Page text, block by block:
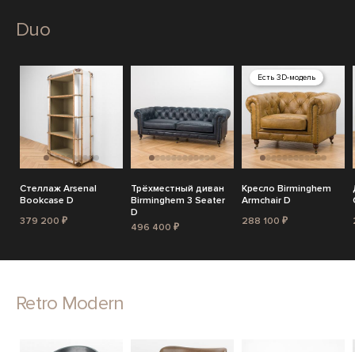
Duo
Стеллаж Arsenal
Bookcase D
379 200 ₽
Трёхместный диван
Birminghem 3 Seater
D
496 400 ₽
Есть 3D-модель
Кресло Birminghem
Armchair D
288 100 ₽
Retro Modern